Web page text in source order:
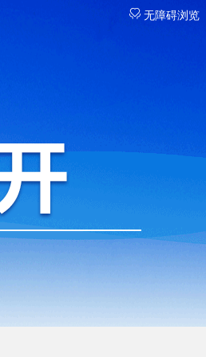
无障碍浏览